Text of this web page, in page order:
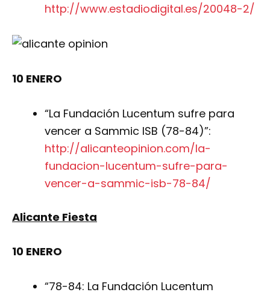
http://www.estadiodigital.es/20048-2/
10 ENERO
“La Fundación Lucentum sufre para
vencer a Sammic ISB (78-84)”:
http://alicanteopinion.com/la-
fundacion-lucentum-sufre-para-
vencer-a-sammic-isb-78-84/
Alicante Fiesta
10 ENERO
“78-84: La Fundación Lucentum